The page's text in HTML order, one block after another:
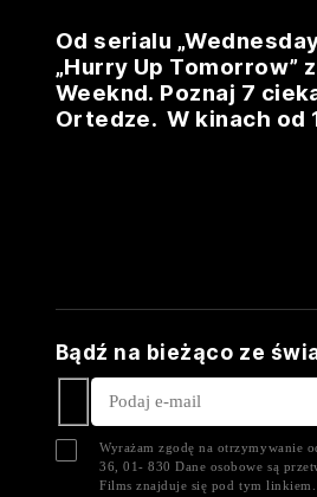
Od serialu
„Hurry Up Tomorrow”
Weeknd. Poznaj 7
Ortedze. W kinach od
Bądź na bieżąco ze
Wyrażam zgodę na otrzymywanie
36, 01- 830 Dane osobowe są
Films znajduje się pod tymlinkiem.